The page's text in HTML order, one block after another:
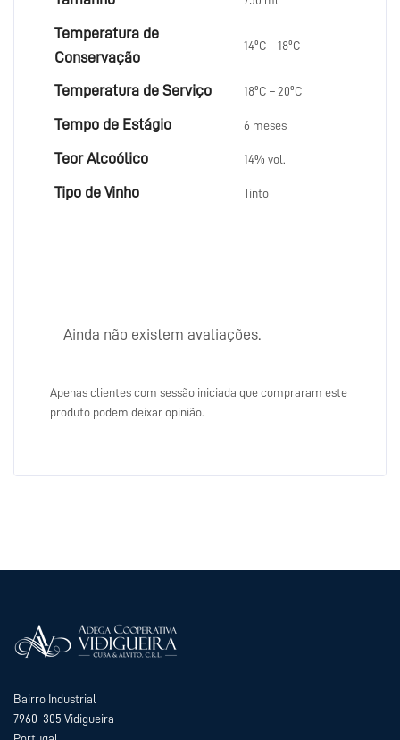
Temperatura de
Conservação
14ºC – 18ºC
Temperatura de Serviço 18ºC – 20ºC
Tempo de Estágio 6 meses
Teor Alcoólico 14% vol.
Tipo de Vinho Tinto
Ainda não existem avaliações.
Apenas clientes com sessão iniciada que compraram este
produto podem deixar opinião.
Bairro Industrial
7960-305 Vidigueira